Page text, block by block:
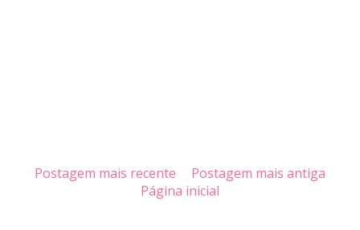
Postagem mais recente
Postagem mais antiga
Página inicial